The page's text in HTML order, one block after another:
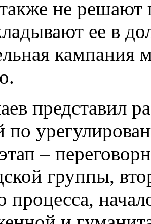
не решают
ее в
кампания
представил
по
–
группы,
процесса,